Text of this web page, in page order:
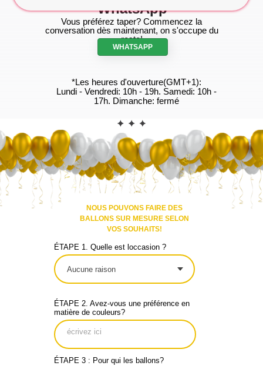
*Les heures d'ouverture(GMT+1):
Lundi - Vendredi: 10h - 19h. Samedi: 10h -
17h. Dimanche: fermé
CONTACT
WhatsApp
Vous préférez taper? Commencez la
conversation dès maintenant, on s'occupe du
reste!
WHATSAPP
NOUS POUVONS FAIRE DES
BALLONS SUR MESURE SELON
VOS SOUHAITS!
ÉTAPE 1. Quelle est loccasion ?
ÉTAPE 2. Avez-vous une préférence en
matière de couleurs?
ÉTAPE 3 : Pour qui les ballons?